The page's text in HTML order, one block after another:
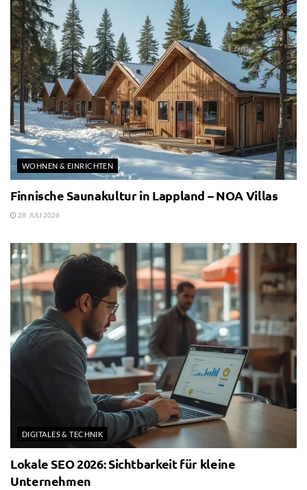
WOHNEN & EINRICHTEN
Finnische Saunakultur in Lappland – NOA Villas
28. JULI 2026
DIGITALES & TECHNIK
Lokale SEO 2026: Sichtbarkeit für kleine
Unternehmen